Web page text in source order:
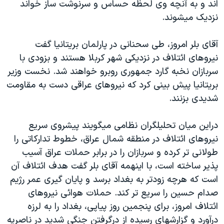
فرهنگ و زندگی
اقتصادی
علم و فناوری
اسرائیل در جنگ
گالری عکس
مستندها
حمله جمهوری اسلامی به اسرائیل
رمز مهسا
ورزش زنان در ایران
اعتراضات زن، زندگی، آزادی
تریبونال مردمی آبان ۹۸
دادگاه حمید نوری
چهل سال گروگان‌گیری
قانون شفافیت دارائی کادر رهبری ایران
اعتراضات مردمی آبان ۹۸
دنبال کنید
زبانهای مختلف
اند و به آنچه وی لحظه حساس و سرنوشت ساز خواند
نزديک ميشوند.
آقای بلر امروز، طی سحنانی در پارلمان بريتانيا گفت
نيروهای ائتلاف در نزديکی شهر کربلا هستند و بزودی با
سربازان نخبه گارد جمهوری روبرو خواهند شد. نخست وزير
بريتانيا پيش بينی کرد که نيروهای عراقی دست به مقاومت
شديدی بزنند.
دراين ميان تحليلگران نظامی ميگويند پيشروی سريع
نيروهای ائتلاف در منطقه شمال عراق، خطوط تدارکاتی را
طولانی تر کرده و سربازان را در برابر حملات عراق آسيب
پذير ساخته است، با اينهمه آقای بلر گفت هدف ائتلاف آن
است که هرچه زودتر به بغداد برسد و پايان گيری عمر رژيم
صدام حسين را سريع تر کند. حملات هوائی نيروهای
ائتلاف امروز، برای پنجمين روز پياپی، بغداد را به لرزه
درآورد و گزارشهای رسيده از درگرفتن جنگی شديد در ناصريه